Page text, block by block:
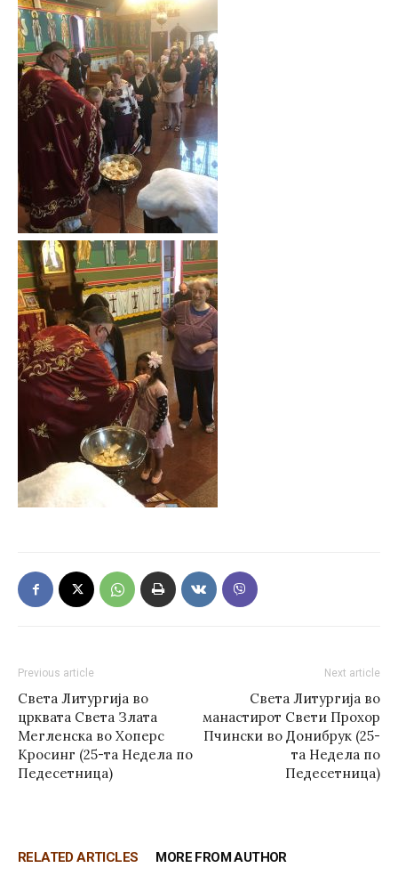
Previous article
Света Литургија во
црквата Света Злата
Мегленска во Хоперс
Кросинг (25-та Недела по
Педесетница)
Next article
Света Литургија во
манастирот Свети Прохор
Пчински во Донибрук (25-
та Недела по
Педесетница)
RELATED ARTICLES MORE FROM AUTHOR